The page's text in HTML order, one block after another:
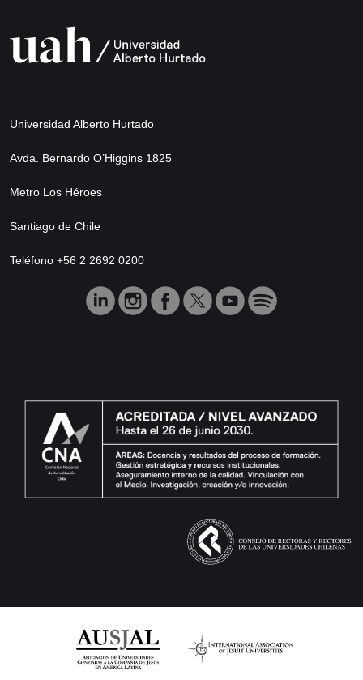
Universidad Alberto Hurtado
Avda. Bernardo O’Higgins 1825
Metro Los Héroes
Santiago de Chile
Teléfono +56 2 2692 0200